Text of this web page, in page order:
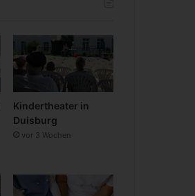
Kindertheater in
Duisburg
vor 3 Wochen